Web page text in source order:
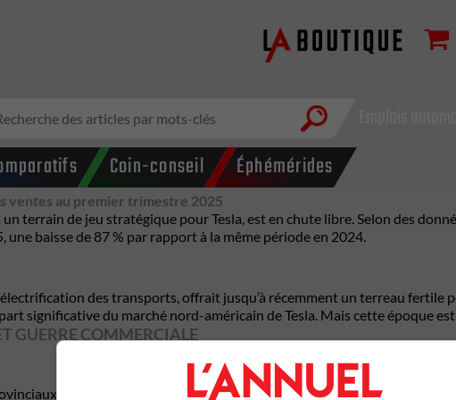
Coin-conseil Éphémérides
ventes au premier trimestre 2025
terrain de jeu stratégique pour Tesla, est en chute libre. Selon des
baisse de 87 % par rapport à la même période en 2024.
des transports, offrait jusqu’à récemment un terreau
significative du marché nord-américain de Tesla. Mais cette époque
GUERRE COMMERCIALE
en début d’année a provoqué une ruée vers les livraisons, mais